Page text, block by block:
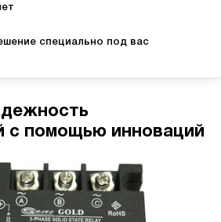
для
Гидростанции для шахт
Гидростанции для толкателей
специально под вас
с помощью инноваций